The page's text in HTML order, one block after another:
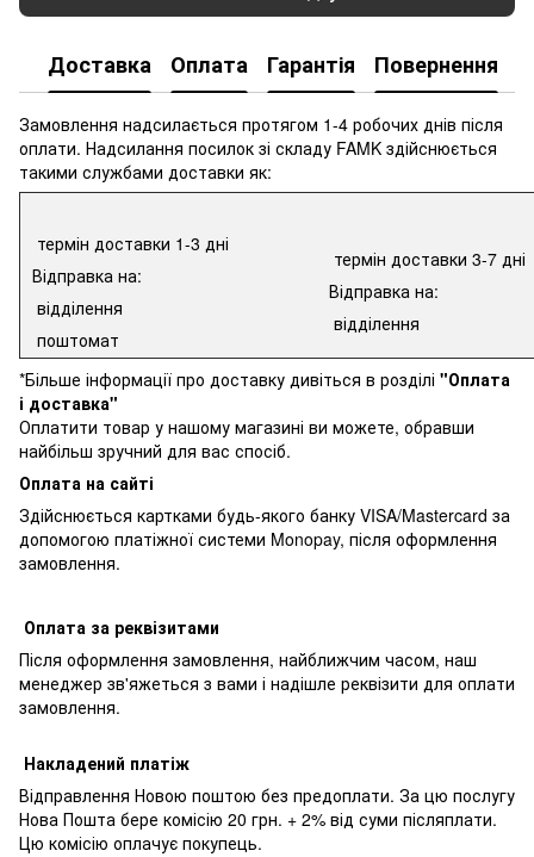
Доставка Оплата Гарантія Повернення
Замовлення надсилається протягом 1-4 робочих днів після
оплати. Надсилання посилок зі складу FAMK здійснюється
такими службами доставки як:
термін доставки 1-3 дні
Відправка на:
відділення
поштомат
термін доставки 3-7 дні
Відправка на:
відділення
*Більше інформації про доставку дивіться в розділі "Оплата
і доставка"
Оплатити товар у нашому магазині ви можете, обравши
найбільш зручний для вас спосіб.
Оплата на сайті
Здійснюється картками будь-якого банку VISA/Mastercard за
допомогою платіжної системи Monopay, після оформлення
замовлення.
Оплата за реквізитами
Після оформлення замовлення, найближчим часом, наш
менеджер зв'яжеться з вами і надішле реквізити для оплати
замовлення.
Накладений платіж
Відправлення Новою поштою без предоплати. За цю послугу
Нова Пошта бере комісію 20 грн. + 2% від суми післяплати.
Цю комісію оплачує покупець.